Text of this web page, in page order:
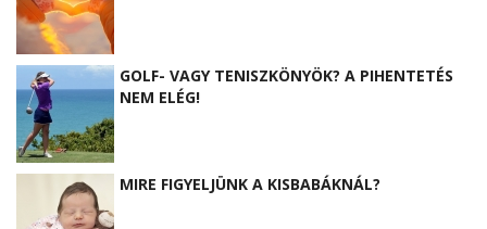
GOLF- VAGY TENISZKÖNYÖK? A PIHENTETÉS
NEM ELÉG!
MIRE FIGYELJÜNK A KISBABÁKNÁL?